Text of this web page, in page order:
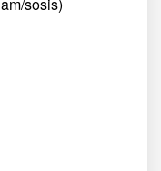
sosis)